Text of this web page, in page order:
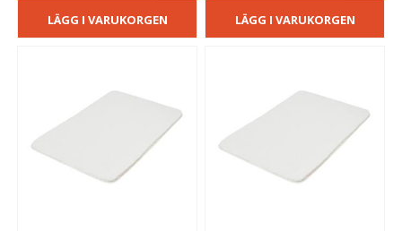
LÄGG I VARUKORGEN LÄGG I VARUKORGEN